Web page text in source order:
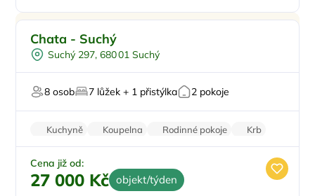
Venkovní bazén
Na okraji města
U lesa
Chata - Suchý
Suchý 297, 680 01 Suchý
8 osob 7 lůžek + 1 přistýlka 2 pokoje
Kuchyně Koupelna Rodinné pokoje
Krb
Sušička
Cena již od:
27 000 Kč objekt/týden